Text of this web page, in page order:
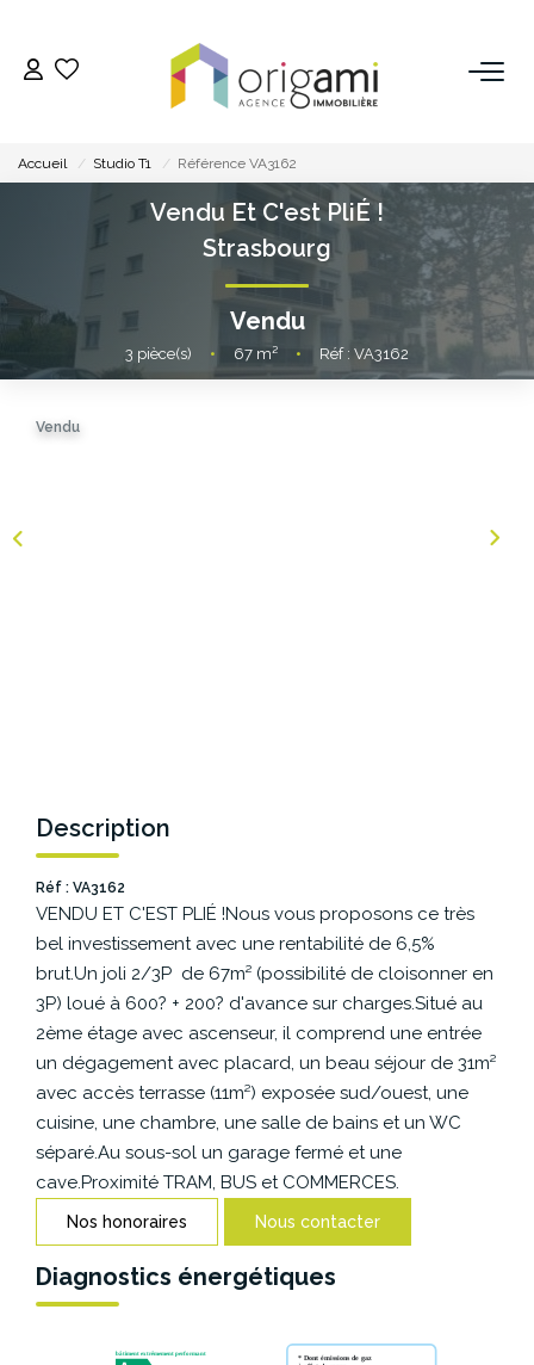
ACHETER
LOUER
VENDRE
ESPACE BAILLEURS
ESPACE VENDEUR
CONTACT
Accueil Studio T1 Référence VA3162
Vendu Et C'est PliÉ !
Strasbourg
Vendu
3 pièce(s) • 67 m² • Réf : VA3162
Vendu
Description
Réf : VA3162
VENDU ET C'EST PLIÉ !Nous vous proposons ce très
bel investissement avec une rentabilité de 6,5%
brut.Un joli 2/3P de 67m² (possibilité de cloisonner en
3P) loué à 600? + 200? d'avance sur charges.Situé au
2ème étage avec ascenseur, il comprend une entrée
un dégagement avec placard, un beau séjour de 31m²
avec accès terrasse (11m²) exposée sud/ouest, une
cuisine, une chambre, une salle de bains et un WC
séparé.Au sous-sol un garage fermé et une
cave.Proximité TRAM, BUS et COMMERCES.
Nos honoraires Nous contacter
Diagnostics énergétiques